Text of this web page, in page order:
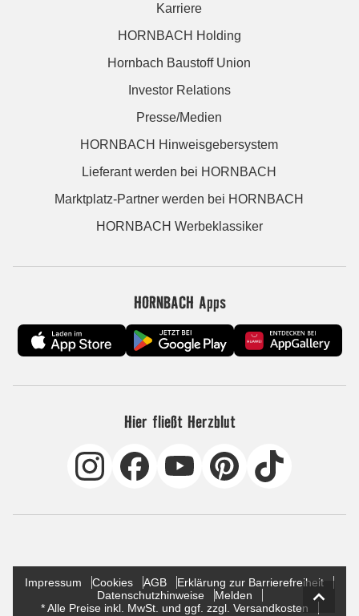
Karriere
HORNBACH Holding
Hornbach Baustoff Union
Investor Relations
Presse/Medien
HORNBACH Hinweisgebersystem
Lieferant werden bei HORNBACH
Marktplatz-Partner werden bei HORNBACH
HORNBACH Werbeklassiker
HORNBACH Apps
Hier fließt Herzblut
Impressum Cookies AGB
Erklärung zur Barrierefreiheit
Datenschutzhinweise
Melden
* Alle Preise inkl. MwSt. und ggf. zzgl. Versandkosten